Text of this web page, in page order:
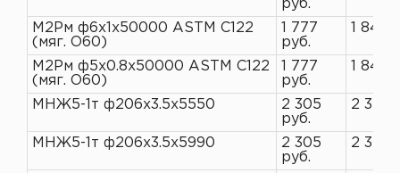
руб.
М2Рм ф6х1х50000 ASTM C122
(мяг. O60)
1 777
руб.
1 845
М2Рм ф5х0.8х50000 ASTM C122
(мяг. O60)
1 777
руб.
1 845
МНЖ5-1т ф206х3.5х5550
2 305
руб.
2 370
МНЖ5-1т ф206х3.5х5990
2 305
руб.
2 370